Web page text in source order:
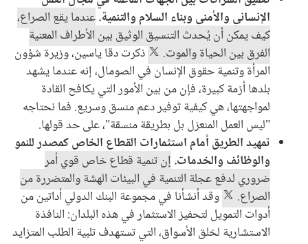
الإنساني والأمني وبناء السلام والتنمية.عندما يقع الصراع،
كيف يمكن أن يُحدث التنسيق الوثيق بين الأطراف المعنية
الفرق بين الحياة والموت.
ذكرت دقا ياسين، وزيرة شؤون
المرأة وتنمية حقوق الإنسان في الصومال، إنه عندما يشهد
بلدها أزمة كبيرة، فإن من بين الأمور التي يكافح القادة
لمواجهتها، هي كيفية توفير دعم منسق وسريع. فما نحتاجه
"ليس العمل المنعزل بل بطريقة منسقة"، على حد قولها.
تمهيد الطريق أمام استثمارات القطاع الخاص كمصدر للنمو
والوظائف والخدمات. إن تنمية قطاع خاص قوي أمر
ضروري لدفع عجلة التنمية في البيئات الهشة والمتضررة من
الصراع.
وقد أنشأنا في مجموعة البنك الدولي أداتين من
أدوات التمويل لتحفيز الاستثمار في هذه البلدان: النافذة
الاستشارية لخلق الأسواق، التي تستهدف تلبية الطلب المتزايد